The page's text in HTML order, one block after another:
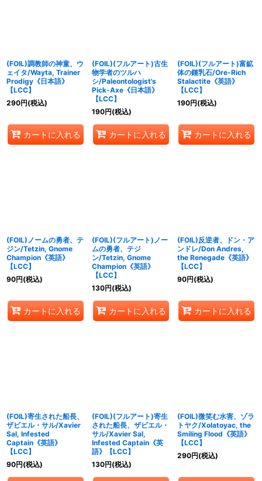
(FOIL)調教師の神童、ウ
ェイタ/Wayta, Trainer
Prodigy《日本語》
【LCC】
290円(税込)
カートに入れる
(FOIL)(フルアート)古生
物学者のツルハ
シ/Paleontologist's
Pick-Axe《日本語》
【LCC】
190円(税込)
カートに入れる
(FOIL)(フルアート)富鉱
体の鍾乳石/Ore-Rich
Stalactite《英語》
【LCC】
190円(税込)
カートに入れる
(FOIL)ノームの勇者、テ
ジン/Tetzin, Gnome
Champion《英語》
【LCC】
90円(税込)
カートに入れる
(FOIL)(フルアート)ノー
ムの勇者、テジ
ン/Tetzin, Gnome
Champion《英語》
【LCC】
130円(税込)
カートに入れる
(FOIL)反逆者、ドン・ア
ンドレ/Don Andres,
the Renegade《英語》
【LCC】
90円(税込)
カートに入れる
(FOIL)寄生された船長、
ザビエル・サル/Xavier
Sal, Infested
Captain《英語》
【LCC】
90円(税込)
(FOIL)(フルアート)寄生
された船長、ザビエル・
サル/Xavier Sal,
Infested Captain《英
語》【LCC】
130円(税込)
(FOIL)微笑む水害、ゾラ
トヤク/Xolatoyac, the
Smiling Flood《英語》
【LCC】
290円(税込)